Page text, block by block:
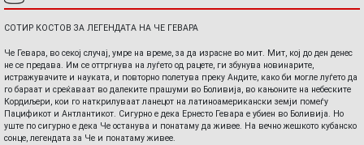
СОТИР КОСТОВ ЗА ЛЕГЕНДАТА НА ЧЕ ГЕВАРА
Че Гевара, во секој случај, умре на време, за да израсне во мит. Мит, кој до ден денес
не се предава. Им се оттргнува на луѓето од рацете, ги збунува новинарите,
истражувачите и науката, и повторно полетува преку Андите, како би могле луѓето да
го бараат и среќаваат во далеките прашуми во Боливија, во кањоните на небеските
Кордиљери, кои го наткрилуваат ланецот на латиноамерикански земји помеѓу
Пацификот и Антлантикот. Сигурно е дека Ернесто Гевара е убиен во Боливија. Но
уште по сигурно е дека Че останува и понатаму да живее. На вечно жешкото кубанско
сонце, легендата за Че и понатаму живее.